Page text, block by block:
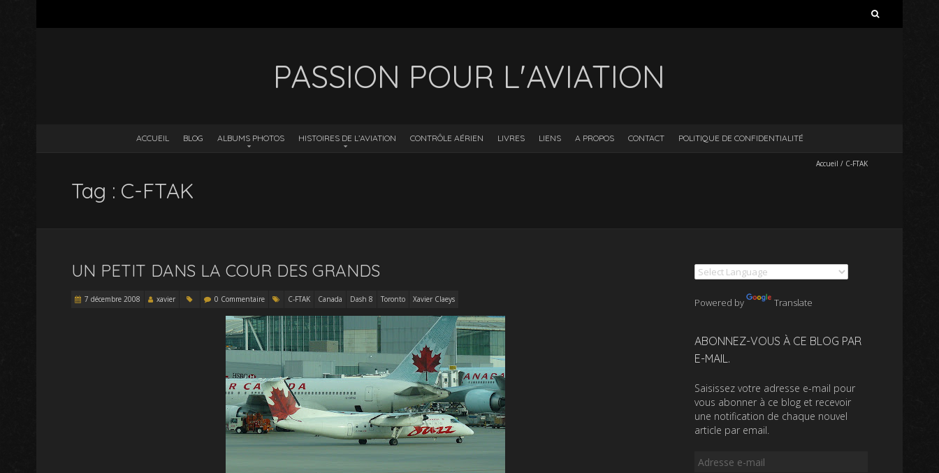
PASSION POUR L'AVIATION
ACCUEIL BLOG ALBUMS PHOTOS HISTOIRES DE L’AVIATION CONTRÔLE AÉRIEN LIVRES LIENS A PROPOS CONTACT POLITIQUE DE CONFIDENTIALITÉ
Accueil / C-FTAK
Tag : C-FTAK
UN PETIT DANS LA COUR DES GRANDS
7 décembre 2008 xavier 0 Commentaire C-FTAK Canada Dash 8 Toronto Xavier Claeys Powered by Translate
ABONNEZ-VOUS À CE BLOG PAR
E-MAIL.
Saisissez votre adresse e-mail pour
vous abonner à ce blog et recevoir
une notification de chaque nouvel
article par email.
Adresse